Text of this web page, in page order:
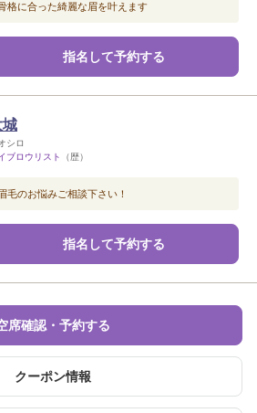
格に合った綺麗な眉を叶えます
指名して予約する
城
シロ
ブロウリスト
（歴）
毛のお悩みご相談下さい！
指名して予約する
席確認・予約する
クーポン情報